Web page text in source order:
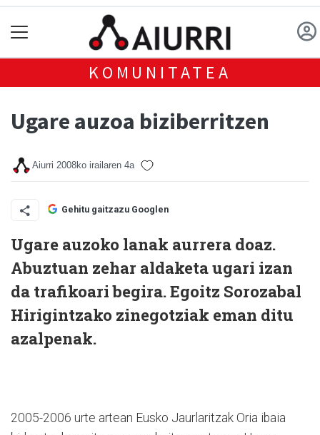
KOMUNITATEA
Ugare auzoa biziberritzen
Aiurri 2008ko irailaren 4a
Gehitu gaitzazu Googlen
Ugare auzoko lanak aurrera doaz.
Abuztuan zehar aldaketa ugari izan
da trafikoari begira. Egoitz Sorozabal
Hirigintzako zinegotziak eman ditu
azalpenak.
2005-2006 urte artean Eusko Jaurlaritzak Oria ibaia